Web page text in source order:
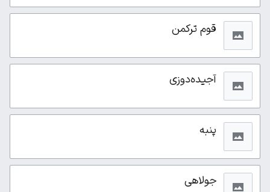
قوم ترکمن
آجیده‌دوزی
پنبه
جولاهی